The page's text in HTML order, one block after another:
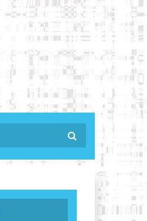
anmelden